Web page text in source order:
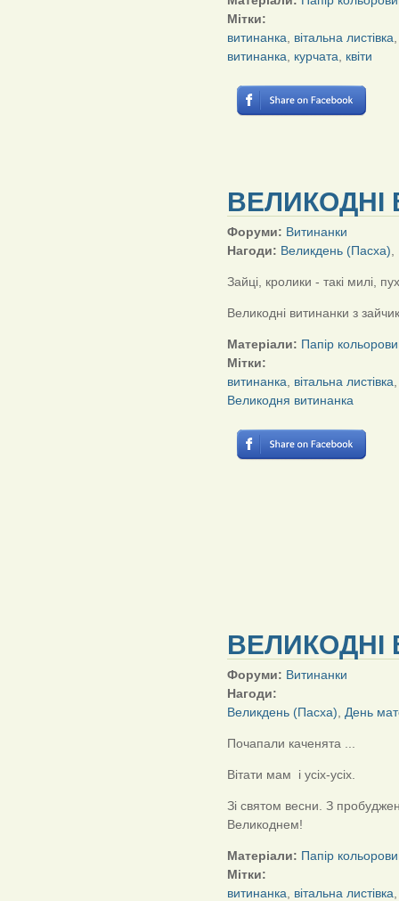
Мітки:
витинанка
вітальна листівка
витинанка
курчата квіти
ВЕЛИКОДНІ
Форуми: Витинанки
Нагоди: Великдень (Пасха)
Зайці, кролики - такі милі,
Великодні витинанки з
Матеріали: Папір
Мітки:
витинанка
вітальна листівка
Великодня витинанка
ВЕЛИКОДНІ
Форуми: Витинанки
Нагоди:
Великдень (Пасха)
День
Почапали каченята ...
Вітати мам і усіх-усіх.
Зі святом весни. З
Великоднем!
Матеріали: Папір
Мітки:
витинанка
вітальна листівка